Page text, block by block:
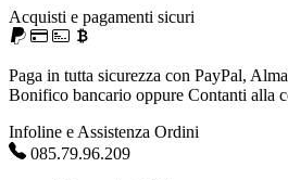
Acquisti e pagamenti sicuri
Paga in tutta sicurezza con PayPal,
Bonifico bancario oppure Contanti alla
Infoline e Assistenza Ordini
085.79.96.209